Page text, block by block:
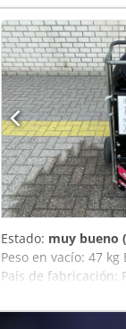
Estado: muy bueno
Peso en vacío: 47
País de fabricación:
Hoeflon Grip S600
Capacidad de